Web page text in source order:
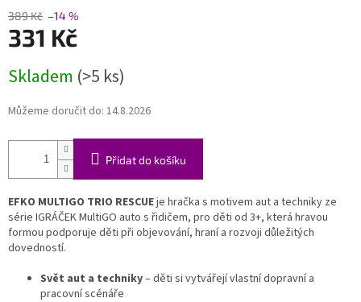
389 Kč –14 %
331 Kč
cena:
Skladem (>5 ks)
Můžeme doručit do: 14.8.2026
Přidat do košíku
EFKO MULTIGO TRIO RESCUEje hračka s motivem aut a techniky ze
série IGRÁČEK MultiGO auto s řidičem, pro děti od 3+, která hravou
formou podporuje děti při objevování, hraní a rozvoji důležitých
dovedností.
Svět aut a techniky– děti si vytvářejí vlastní dopravní a
pracovní scénáře